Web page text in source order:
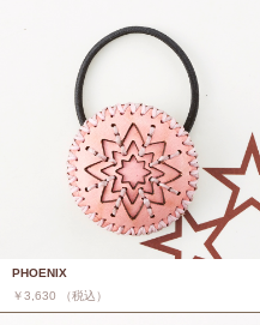
PHOENIX
￥3,630 （税込）